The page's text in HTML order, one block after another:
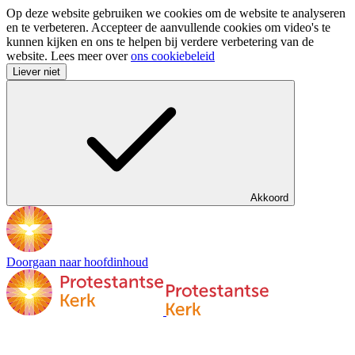
Op deze website gebruiken we cookies om de website te analyseren
en te verbeteren. Accepteer de aanvullende cookies om video's te
kunnen kijken en ons te helpen bij verdere verbetering van de
website. Lees meer overons cookiebeleid
Liever niet
Akkoord
Doorgaan naar hoofdinhoud